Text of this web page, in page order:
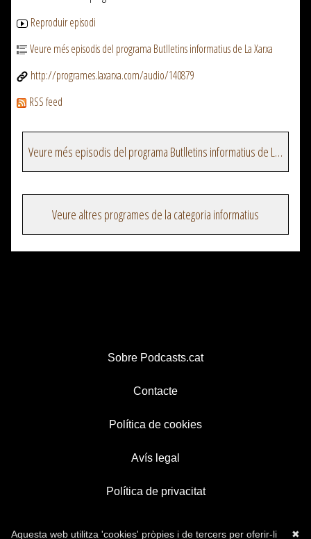
Reproduir episodi
Veure més episodis del programa Butlletins informatius de La Xarxa
http://programes.laxarxa.com/audio/140879
RSS feed
Veure més episodis del programa Butlletins informatius de La Xarxa
Veure altres programes de la categoria informatius
Sobre Podcasts.cat
Contacte
Política de cookies
Avís legal
Política de privacitat
✖
Aquesta web utilitza 'cookies' pròpies i de tercers per oferir-li